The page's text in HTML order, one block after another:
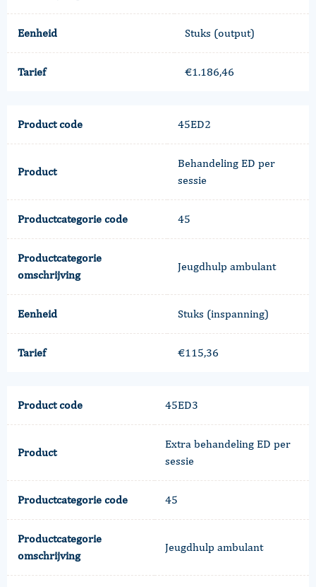
Eenheid Stuks (output)
Tarief €1.186,46
Product code 45ED2
Product
Behandeling ED per
sessie
Productcategorie code 45
Productcategorie
omschrijving
Jeugdhulp ambulant
Eenheid Stuks (inspanning)
Tarief €115,36
Product code 45ED3
Product
Extra behandeling ED per
sessie
Productcategorie code 45
Productcategorie
omschrijving
Jeugdhulp ambulant